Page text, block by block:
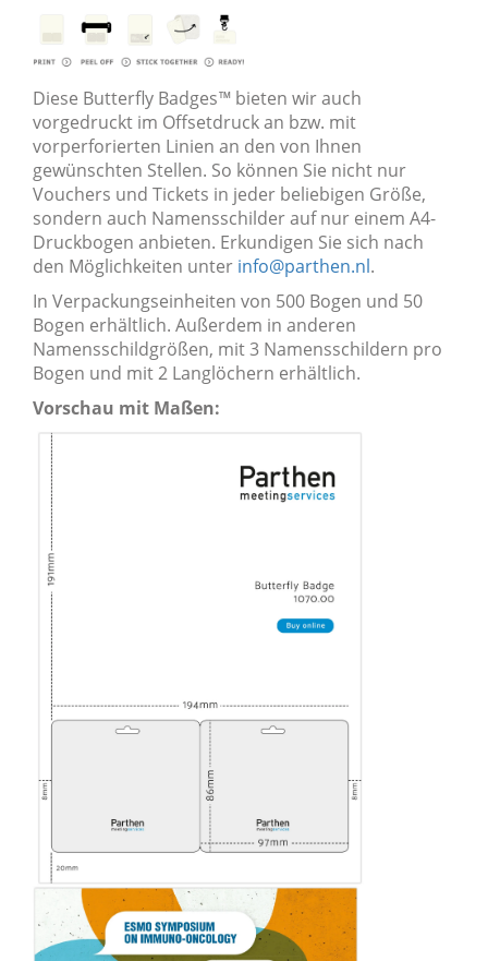
Diese Butterfly Badges™ bieten wir auch
vorgedruckt im Offsetdruck an bzw. mit
vorperforierten Linien an den von Ihnen
gewünschten Stellen. So können Sie nicht nur
Vouchers und Tickets in jeder beliebigen Größe,
sondern auch Namensschilder auf nur einem A4-
Druckbogen anbieten. Erkundigen Sie sich nach
den Möglichkeiten unter info@parthen.nl.
In Verpackungseinheiten von 500 Bogen und 50
Bogen erhältlich. Außerdem in anderen
Namensschildgrößen, mit 3 Namensschildern pro
Bogen und mit 2 Langlöchern erhältlich.
Vorschau mit Maßen: